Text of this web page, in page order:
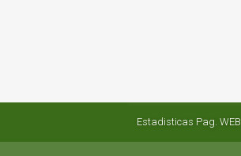
Estadisticas Pag. WEB